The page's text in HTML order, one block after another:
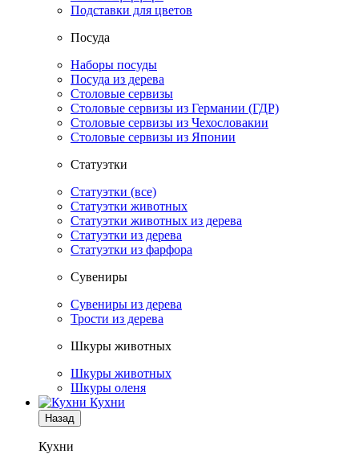
Подставки для цветов
Посуда
Наборы посуды
Посуда из дерева
Столовые сервизы
Столовые сервизы из Германии (ГДР)
Столовые сервизы из Чехословакии
Столовые сервизы из Японии
Статуэтки
Статуэтки (все)
Статуэтки животных
Статуэтки животных из дерева
Статуэтки из дерева
Статуэтки из фарфора
Сувениры
Сувениры из дерева
Трости из дерева
Шкуры животных
Шкуры животных
Шкуры оленя
Кухни
Назад
Кухни